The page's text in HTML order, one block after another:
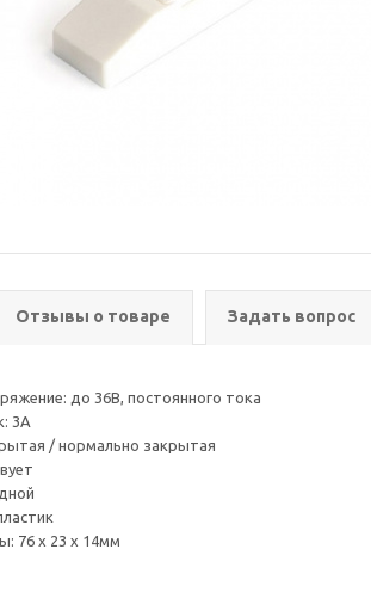
Отзывы о товаре Задать вопрос
до 36В, постоянного тока
3А
/ нормально закрытая
76 х 23 х 14мм